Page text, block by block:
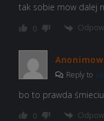
tak sobie mow dalej
0
Reply to
bo to prawda śmieciu
0